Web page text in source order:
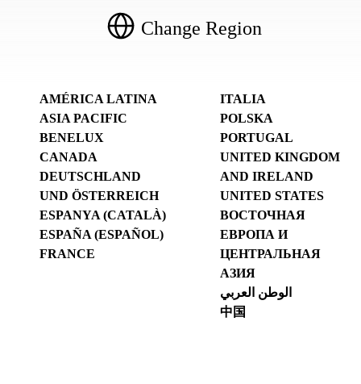
Change Region
AMÉRICA LATINA
ASIA PACIFIC
BENELUX
CANADA
DEUTSCHLAND
UND ÖSTERREICH
ESPANYA (CATALÀ)
ESPAÑA (ESPAÑOL)
FRANCE
ITALIA
POLSKA
PORTUGAL
UNITED KINGDOM
AND IRELAND
UNITED STATES
ВОСТОЧНАЯ
ЕВРОПА И
ЦЕНТРАЛЬНАЯ
АЗИЯ
الوطن العربي
中国